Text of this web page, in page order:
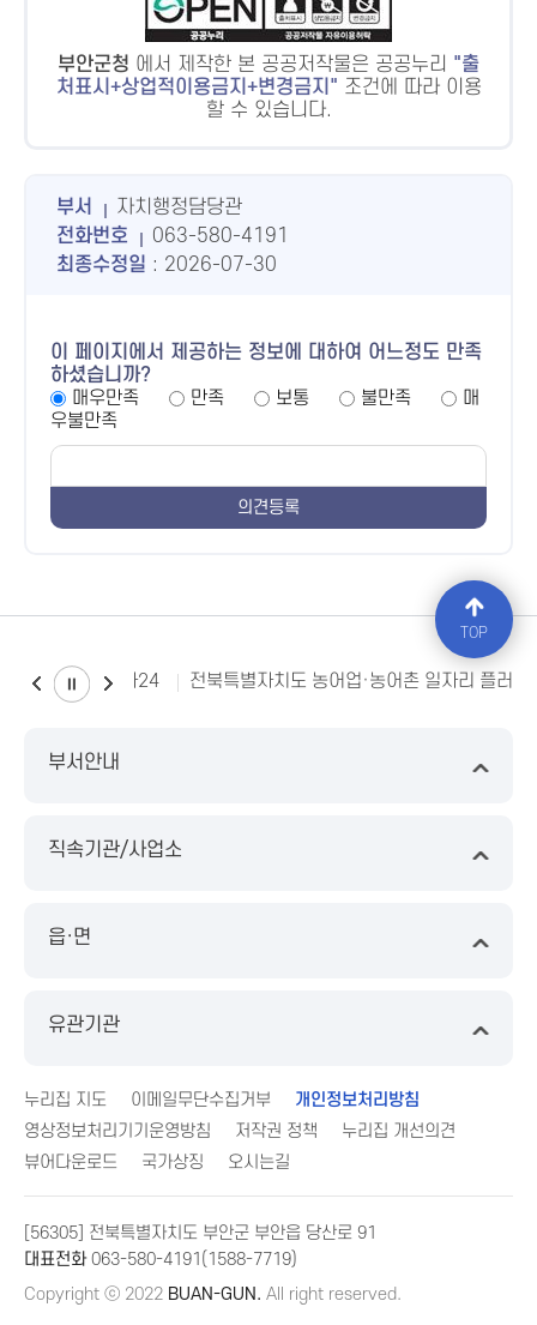
부안군청 에서 제작한 본 공공저작물은 공공누리
출
처표시+상업적이용금지+변경금지
조건에 따라 이용
할 수 있습니다.
부서
자치행정담당관
전화번호
063-580-4191
최종수정일 : 2026-07-30
이 페이지에서 제공하는 정보에 대하여 어느정도 만족
하셨습니까?
매우만족
만족 보통 불만족
매
우불만족
소비자24 전북특별자치도 농어업·농어촌 일자리 플러스
부서안내
직속기관/사업소
읍·면
유관기관
누리집 지도 이메일무단수집거부
개인정보처리방침
영상정보처리기기운영방침
저작권 정책
누리집 개선의견
뷰어다운로드
국가상징 오시는길
[56305] 전북특별자치도 부안군 부안읍 당산로 91
대표전화063-580-4191(1588-7719)
Copyright ⓒ 2022 BUAN-GUN. All right reserved.
TOP